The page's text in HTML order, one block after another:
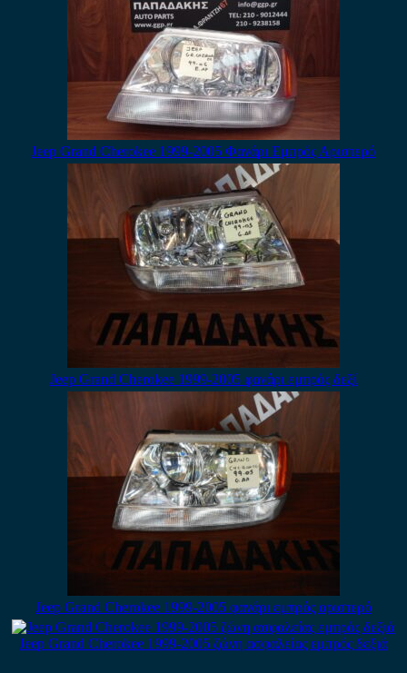
Jeep Grand Cherokee 1999-2005 Φανάρι Εμπρός Αριστερό
Jeep Grand Cherokee 1999-2005 φανάρι εμπρός δεξί
Jeep Grand Cherokee 1999-2005 φανάρι εμπρός αριστερό
Jeep Grand Cherokee 1999-2005 ζώνη ασφαλείας εμπρός δεξιά